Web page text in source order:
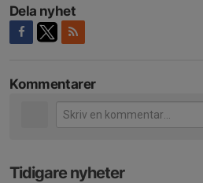
Dela nyhet
Kommentarer
Tidigare nyheter